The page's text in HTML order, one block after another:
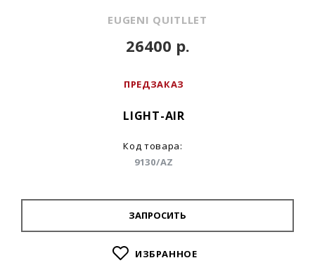
EUGENI QUITLLET
ПРЕДЗАКАЗ
LIGHT-AIR
Код товара:
9130/AZ
26400 р.
ЗАПРОСИТЬ
ИЗБРАННОЕ